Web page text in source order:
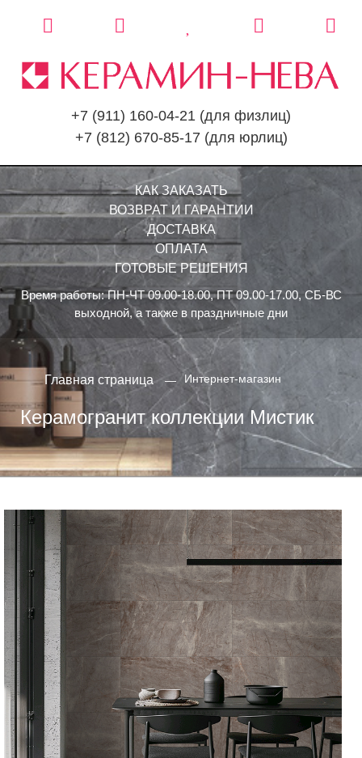
+7 (911) 160-04-21 (для физлиц)
+7 (812) 670-85-17 (для юрлиц)
КАК ЗАКАЗАТЬ
ВОЗВРАТ И ГАРАНТИИ
ДОСТАВКА
ОПЛАТА
ГОТОВЫЕ РЕШЕНИЯ
Время работы: ПН-ЧТ 09.00-18.00, ПТ 09.00-17.00, СБ-ВС
выходной, а также в праздничные дни
Главная страница Интернет-магазин
Керамогранит коллекции Мистик